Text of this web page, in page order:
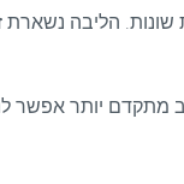
הליבה
מתקדם יותר